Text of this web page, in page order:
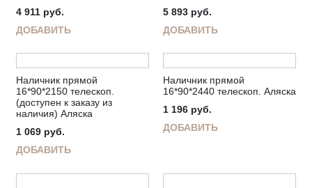
4 911 руб.
ДОБАВИТЬ
5 893 руб.
ДОБАВИТЬ
Наличник прямой
16*90*2150 телескоп.
(доступен к заказу из
наличия) Аляска
1 069 руб.
ДОБАВИТЬ
Наличник прямой
16*90*2440 телескоп. Аляска
1 196 руб.
ДОБАВИТЬ